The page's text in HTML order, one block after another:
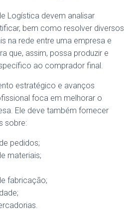
Logística devem analisar
bem como resolver diversos
na rede entre uma empresa e
que, assim, possa produzir e
ao comprador final.
estratégico e avanços
foca em melhorar o
Ele deve também fornecer
sobre:
pedidos;
materiais;
fabricação;